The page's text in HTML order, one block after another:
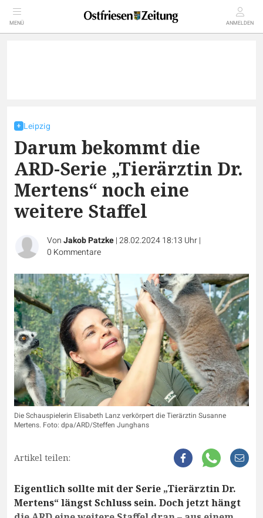
MENÜ ANMELDEN
Leipzig
Darum bekommt die
ARD-Serie „Tierärztin Dr.
Mertens“ noch eine
weitere Staffel
VonJakob Patzke|28.02.2024 18:13 Uhr|
0 Kommentare
Die Schauspielerin Elisabeth Lanz verkörpert die Tierärztin Susanne
Mertens. Foto: dpa/ARD/Steffen Junghans
Artikel teilen:
Eigentlich sollte mit der Serie „Tierärztin Dr.
Mertens“ längst Schluss sein. Doch jetzt hängt